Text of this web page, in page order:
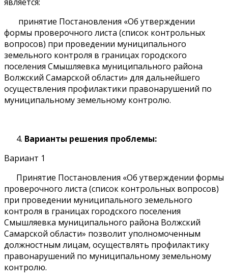
принятие Постановления «Об утверждении
формы проверочного листа (список контрольных
вопросов) при проведении муниципального
земельного контроля в границах городского
поселения Смышляевка муниципального района
Волжский Самарской области» для дальнейшего
осуществления профилактики правонарушений по
муниципальному земельному контролю.
Варианты решения проблемы:
Вариант 1
Принятие Постановления «Об утверждении формы
проверочного листа (список контрольных вопросов)
при проведении муниципального земельного
контроля в границах городского поселения
Смышляевка муниципального района Волжский
Самарской области» позволит уполномоченным
должностным лицам, осуществлять профилактику
правонарушений по муниципальному земельному
контролю.